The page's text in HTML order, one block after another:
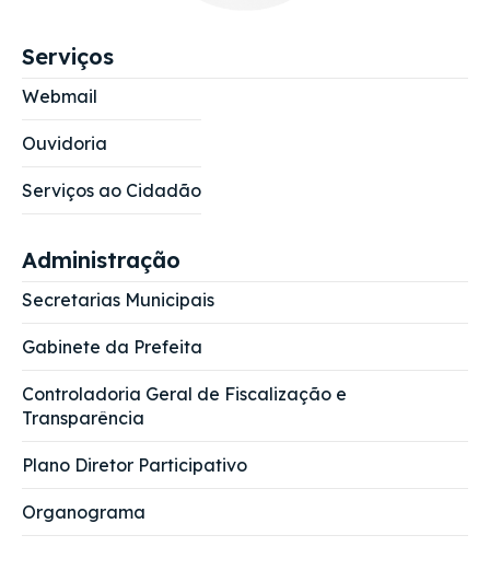
Serviços
Webmail
Ouvidoria
Serviços ao Cidadão
Administração
Secretarias Municipais
Gabinete da Prefeita
Controladoria Geral de Fiscalização e
Transparência
Plano Diretor Participativo
Organograma